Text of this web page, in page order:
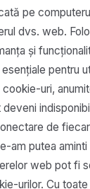
pe
dvs. web.
și
pentru
uri,
de
am putea
web pot fi
urilor. Cu